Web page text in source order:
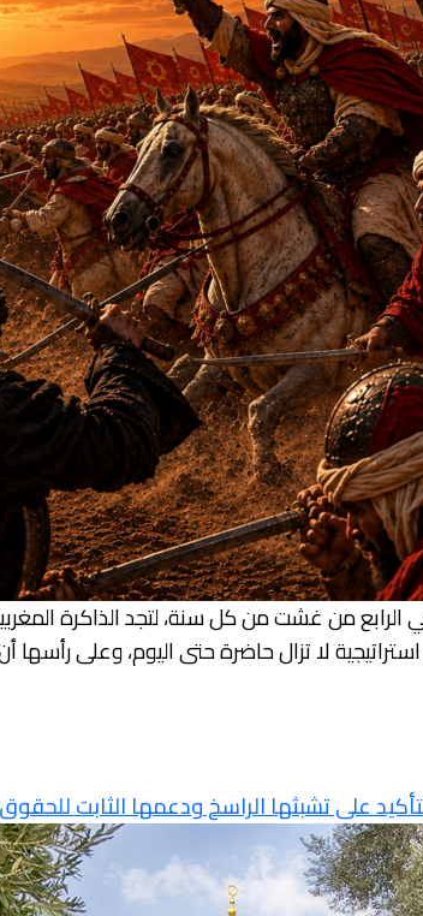
من غشت من كل سنة، لتجد الذاكرة
لا تزال حاضرة حتى اليوم، وعلى رأسها
على تشبثها الراسخ ودعمها الثابت